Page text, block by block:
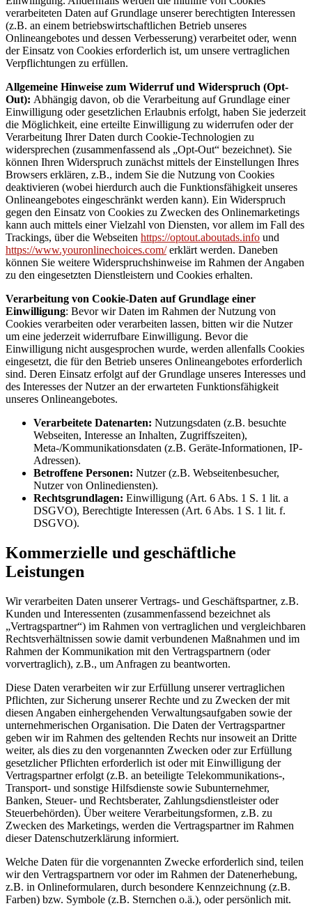
verarbeiteten Daten auf Grundlage unserer berechtigten Interessen
(z.B. an einem betriebswirtschaftlichen Betrieb unseres
Onlineangebotes und dessen Verbesserung) verarbeitet oder, wenn
der Einsatz von Cookies erforderlich ist, um unsere vertraglichen
Verpflichtungen zu erfüllen.
Allgemeine Hinweise zum Widerruf und Widerspruch (Opt-
Out): Abhängig davon, ob die Verarbeitung auf Grundlage einer
Einwilligung oder gesetzlichen Erlaubnis erfolgt, haben Sie jederzeit
die Möglichkeit, eine erteilte Einwilligung zu widerrufen oder der
Verarbeitung Ihrer Daten durch Cookie-Technologien zu
widersprechen (zusammenfassend als „Opt-Out“ bezeichnet). Sie
können Ihren Widerspruch zunächst mittels der Einstellungen Ihres
Browsers erklären, z.B., indem Sie die Nutzung von Cookies
deaktivieren (wobei hierdurch auch die Funktionsfähigkeit unseres
Onlineangebotes eingeschränkt werden kann). Ein Widerspruch
gegen den Einsatz von Cookies zu Zwecken des Onlinemarketings
kann auch mittels einer Vielzahl von Diensten, vor allem im Fall des
Trackings, über die Webseiten https://optout.aboutads.info und
https://www.youronlinechoices.com/erklärt werden. Daneben
können Sie weitere Widerspruchshinweise im Rahmen der Angaben
zu den eingesetzten Dienstleistern und Cookies erhalten.
Verarbeitung von Cookie-Daten auf Grundlage einer
Einwilligung: Bevor wir Daten im Rahmen der Nutzung von
Cookies verarbeiten oder verarbeiten lassen, bitten wir die Nutzer
um eine jederzeit widerrufbare Einwilligung. Bevor die
Einwilligung nicht ausgesprochen wurde, werden allenfalls Cookies
eingesetzt, die für den Betrieb unseres Onlineangebotes erforderlich
sind. Deren Einsatz erfolgt auf der Grundlage unseres Interesses und
des Interesses der Nutzer an der erwarteten Funktionsfähigkeit
unseres Onlineangebotes.
Verarbeitete Datenarten: Nutzungsdaten (z.B. besuchte
Webseiten, Interesse an Inhalten, Zugriffszeiten),
Meta-/Kommunikationsdaten (z.B. Geräte-Informationen, IP-
Adressen).
Betroffene Personen: Nutzer (z.B. Webseitenbesucher,
Nutzer von Onlinediensten).
Rechtsgrundlagen: Einwilligung (Art. 6 Abs. 1 S. 1 lit. a
DSGVO), Berechtigte Interessen (Art. 6 Abs. 1 S. 1 lit. f.
DSGVO).
Kommerzielle und geschäftliche
Leistungen
Wir verarbeiten Daten unserer Vertrags- und Geschäftspartner, z.B.
Kunden und Interessenten (zusammenfassend bezeichnet als
„Vertragspartner“) im Rahmen von vertraglichen und vergleichbaren
Rechtsverhältnissen sowie damit verbundenen Maßnahmen und im
Rahmen der Kommunikation mit den Vertragspartnern (oder
vorvertraglich), z.B., um Anfragen zu beantworten.
Diese Daten verarbeiten wir zur Erfüllung unserer vertraglichen
Pflichten, zur Sicherung unserer Rechte und zu Zwecken der mit
diesen Angaben einhergehenden Verwaltungsaufgaben sowie der
unternehmerischen Organisation. Die Daten der Vertragspartner
geben wir im Rahmen des geltenden Rechts nur insoweit an Dritte
weiter, als dies zu den vorgenannten Zwecken oder zur Erfüllung
gesetzlicher Pflichten erforderlich ist oder mit Einwilligung der
Vertragspartner erfolgt (z.B. an beteiligte Telekommunikations-,
Transport- und sonstige Hilfsdienste sowie Subunternehmer,
Banken, Steuer- und Rechtsberater, Zahlungsdienstleister oder
Steuerbehörden). Über weitere Verarbeitungsformen, z.B. zu
Zwecken des Marketings, werden die Vertragspartner im Rahmen
dieser Datenschutzerklärung informiert.
Welche Daten für die vorgenannten Zwecke erforderlich sind, teilen
wir den Vertragspartnern vor oder im Rahmen der Datenerhebung,
z.B. in Onlineformularen, durch besondere Kennzeichnung (z.B.
Farben) bzw. Symbole (z.B. Sternchen o.ä.), oder persönlich mit.